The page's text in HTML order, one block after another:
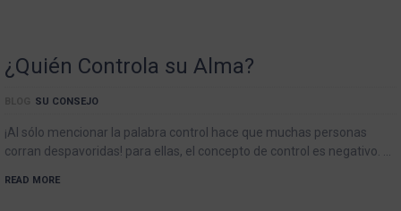
¿Quién Controla su Alma?
SU CONSEJO
¡Al sólo mencionar la palabra control hace que muchas personas
corran despavoridas! para ellas, el concepto de control es negativo. …
READ MORE